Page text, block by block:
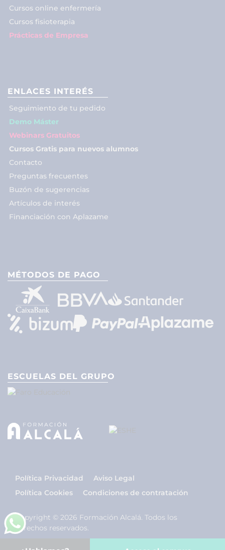
Cursos online enfermería
Cursos fisioterapia
Prácticas de Empresa
ENLACES INTERÉS
Seguimiento de tu pedido
Demo Máster
Webinars Gratuitos
Cursos Gratis para nuevos alumnos
Contacto
Preguntas frecuentes
Buzón de sugerencias
Artículos de interés
Financiación con Aplazame
MÉTODOS DE PAGO
ESCUELAS DEL GRUPO
Política Privacidad
Aviso Legal
Política Cookies
Condiciones de contratación
Copyright © 2026 Formación Alcalá. Todos los
derechos reservados.